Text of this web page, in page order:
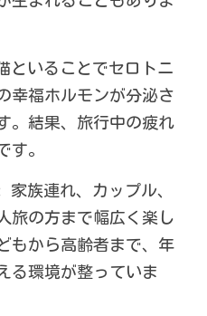
といることでセロトニ
幸福ホルモンが分泌さ
。結果、旅行中の疲れ
す。
家族連れ、カップル、
旅の方まで幅広く楽し
もから高齢者まで、年
る環境が整っていま